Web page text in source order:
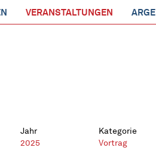
VERANSTALTUNGEN ARGE
Jahr
2025
Kategorie
Vortrag